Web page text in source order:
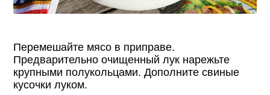
Перемешайте мясо в приправе.
Предварительно очищенный лук нарежьте
крупными полукольцами. Дополните свиные
кусочки луком.